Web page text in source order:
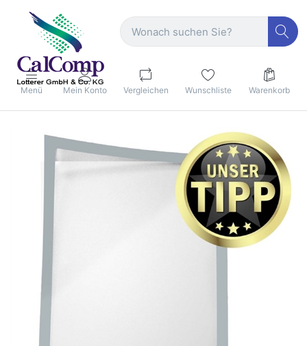
Menü Mein Konto Vergleichen Wunschliste Warenkorb